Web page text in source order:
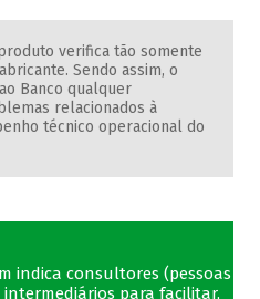
verifica tão somente
Sendo assim, o
Banco qualquer
relacionados à
técnico operacional do
indica consultores (pessoas
para facilitar,